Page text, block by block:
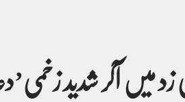
میں آکر شدید